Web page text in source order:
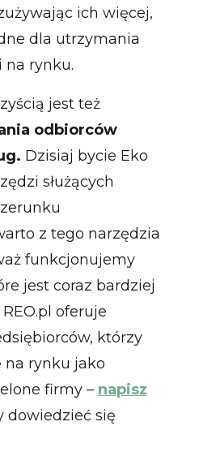
ich więcej,
dla utrzymania
na rynku.
jest też
odbiorców
Dzisiaj bycie Eko
służących
z tego narzędzia
funkcjonujemy
jest coraz bardziej
oferuje
którzy
na rynku jako
firmy – napisz
dowiedzieć się